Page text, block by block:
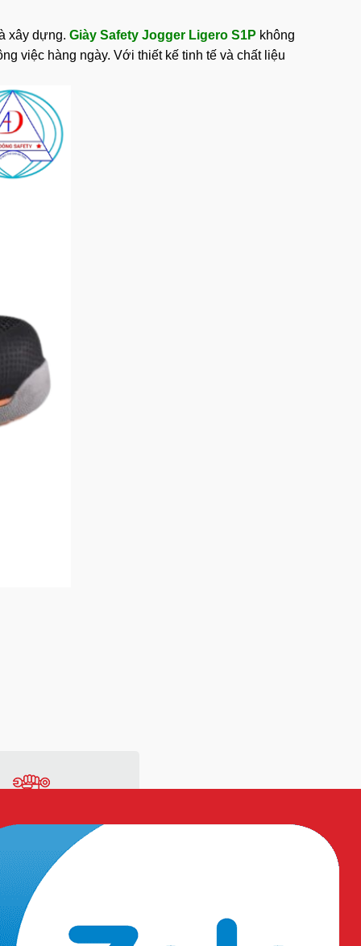
xây dựng. Giày Safety Jogger Ligero S1P không
việc hàng ngày. Với thiết kế tinh tế và chất liệu